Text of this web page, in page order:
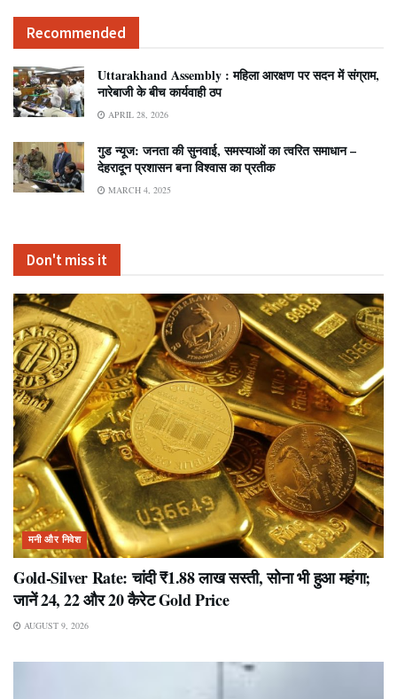
Recommended
Uttarakhand Assembly : महिला आरक्षण पर सदन में संग्राम,
नारेबाजी के बीच कार्यवाही ठप
APRIL 28, 2026
गुड न्यूज: जनता की सुनवाई, समस्याओं का त्वरित समाधान –
देहरादून प्रशासन बना विश्वास का प्रतीक
MARCH 4, 2025
Don't miss it
मनी और निवेश
Gold-Silver Rate: चांदी ₹1.88 लाख सस्ती, सोना भी हुआ महंगा;
जानें 24, 22 और 20 कैरेट Gold Price
AUGUST 9, 2026